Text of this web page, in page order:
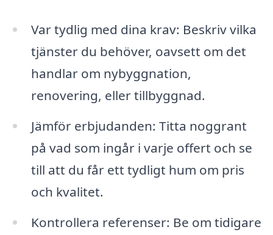
Var tydlig med dina krav: Beskriv vilka
tjänster du behöver, oavsett om det
handlar om nybyggnation,
renovering, eller tillbyggnad.
Jämför erbjudanden: Titta noggrant
på vad som ingår i varje offert och se
till att du får ett tydligt hum om pris
och kvalitet.
Kontrollera referenser: Be om tidigare